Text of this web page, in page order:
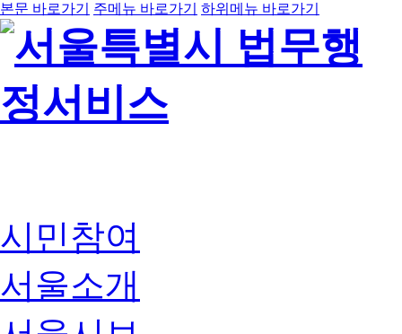
본문 바로가기 주메뉴 바로가기 하위메뉴 바로가기
시민참여
서울소개